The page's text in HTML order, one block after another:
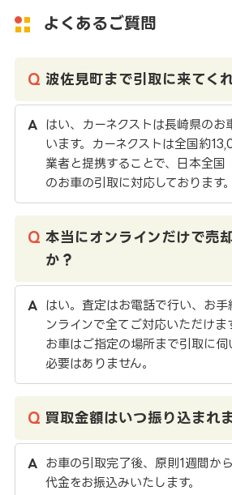
よくあるご質問
波佐見町まで引取に来てく
はい、カーネクストは長崎県のお
います。カーネクストは全国約
業者と提携することで、日本全国
のお車の引取に対応しております。
本当にオンラインだけで売
か？
はい。査定はお電話で行い、お
ンラインで全てご対応いただけま
お車はご指定の場所まで引取に伺
必要はありません。
買取金額はいつ振り込まれ
お車の引取完了後、原則1週間か
代金をお振込みいたします。